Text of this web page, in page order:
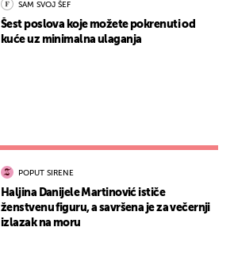
SAM SVOJ ŠEF
Šest poslova koje možete pokrenuti od
kuće uz minimalna ulaganja
POPUT SIRENE
Haljina Danijele Martinović ističe
ženstvenu figuru, a savršena je za večernji
izlazak na moru